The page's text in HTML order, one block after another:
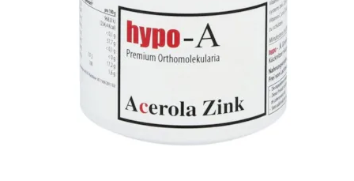
Vitamin E
Vitamin K
Vitamin Q (Q10)